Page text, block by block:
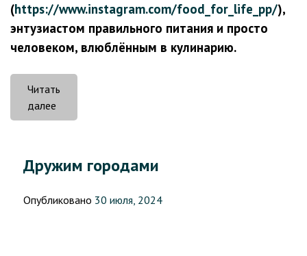
(https://www.instagram.com/food_for_life_pp/),
энтузиастом правильного питания и просто
человеком, влюблённым в кулинарию.
Читать
далее
КНМ
подростков
профессиями»
Дружим городами
Опубликовано 30 июля, 2024